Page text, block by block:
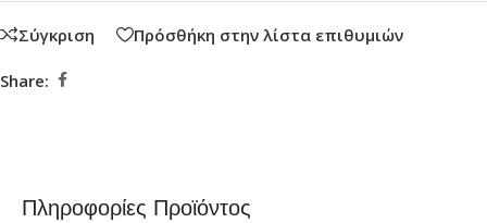
Σύγκριση Πρόσθήκη στην λίστα επιθυμιών
Share:
Πληροφορίες Προϊόντος